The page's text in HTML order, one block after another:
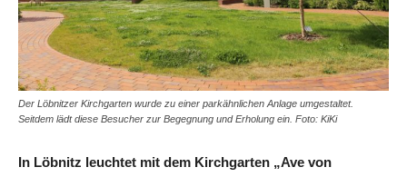
Der Löbnitzer Kirchgarten wurde zu einer parkähnlichen Anlage umgestaltet.
Seitdem lädt diese Besucher zur Begegnung und Erholung ein. Foto: KiKi
In Löbnitz leuchtet mit dem Kirchgarten „Ave von